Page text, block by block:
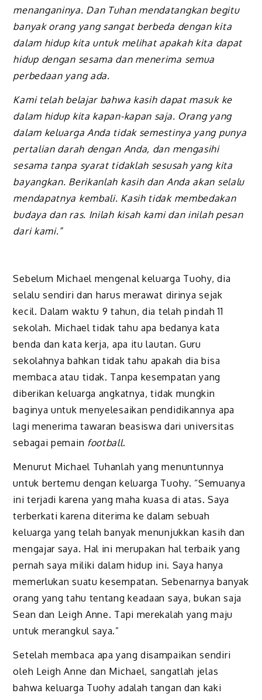
menanganinya. Dan Tuhan mendatangkan begitu
banyak orang yang sangat berbeda dengan kita
dalam hidup kita untuk melihat apakah kita dapat
hidup dengan sesama dan menerima semua
perbedaan yang ada.
Kami telah belajar bahwa kasih dapat masuk ke
dalam hidup kita kapan-kapan saja. Orang yang
dalam keluarga Anda tidak semestinya yang punya
pertalian darah dengan Anda, dan mengasihi
sesama tanpa syarat tidaklah sesusah yang kita
bayangkan. Berikanlah kasih dan Anda akan selalu
mendapatnya kembali. Kasih tidak membedakan
budaya dan ras. Inilah kisah kami dan inilah pesan
dari kami.”
Sebelum Michael mengenal keluarga Tuohy, dia
selalu sendiri dan harus merawat dirinya sejak
kecil. Dalam waktu 9 tahun, dia telah pindah 11
sekolah. Michael tidak tahu apa bedanya kata
benda dan kata kerja, apa itu lautan. Guru
sekolahnya bahkan tidak tahu apakah dia bisa
membaca atau tidak. Tanpa kesempatan yang
diberikan keluarga angkatnya, tidak mungkin
baginya untuk menyelesaikan pendidikannya apa
lagi menerima tawaran beasiswa dari universitas
sebagai pemain football.
Menurut Michael Tuhanlah yang menuntunnya
untuk bertemu dengan keluarga Tuohy. “Semuanya
ini terjadi karena yang maha kuasa di atas. Saya
terberkati karena diterima ke dalam sebuah
keluarga yang telah banyak menunjukkan kasih dan
mengajar saya. Hal ini merupakan hal terbaik yang
pernah saya miliki dalam hidup ini. Saya hanya
memerlukan suatu kesempatan. Sebenarnya banyak
orang yang tahu tentang keadaan saya, bukan saja
Sean dan Leigh Anne. Tapi merekalah yang maju
untuk merangkul saya.”
Setelah membaca apa yang disampaikan sendiri
oleh Leigh Anne dan Michael, sangatlah jelas
bahwa keluarga Tuohy adalah tangan dan kaki